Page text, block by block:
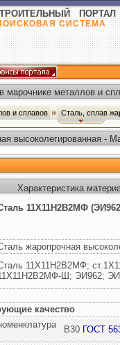
ПОРТАЛ
СИСТЕМА
марочнике металлов и
и сплавов Сталь, сплав
высоколегированная -
Характеристика
11Х11Н2В2МФ
жаропрочная
11Х11Н2В2МФ;
Ш; ЭИ962;
качество
В30 ГОСТ